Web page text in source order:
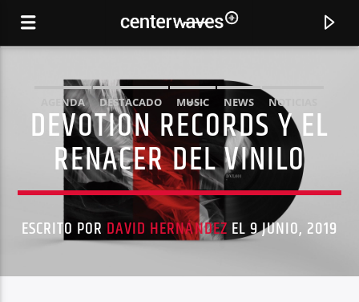
AGENDA DESTACADO MUSIC NEWS NOTICIAS
DEVOTION RECORDS Y EL
RENACER DEL VINILO
ESCRITO POR DAVID HERNÁNDEZ EL 9 JUNIO, 2019